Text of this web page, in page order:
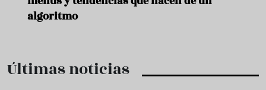
algoritmo
Últimas noticias